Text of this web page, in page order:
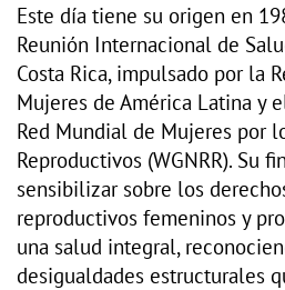
Este día tiene su origen en
Reunión Internacional de
Costa Rica, impulsado por la
Mujeres de América Latina y
Red Mundial de Mujeres por
Reproductivos (WGNRR). Su
sensibilizar sobre los
reproductivos femeninos y
una salud integral,
desigualdades estructurales